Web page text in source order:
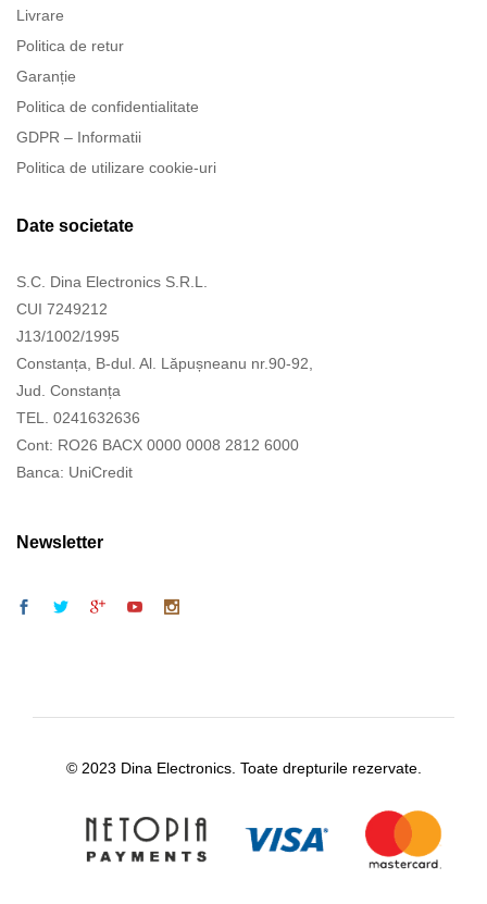
Livrare
Politica de retur
Garanție
Politica de confidentialitate
GDPR – Informatii
Politica de utilizare cookie-uri
Date societate
S.C. Dina Electronics S.R.L.
CUI 7249212
J13/1002/1995
Constanța, B-dul. Al. Lăpușneanu nr.90-92,
Jud. Constanța
TEL. 0241632636
Cont: RO26 BACX 0000 0008 2812 6000
Banca: UniCredit
Newsletter
© 2023 Dina Electronics. Toate drepturile rezervate.